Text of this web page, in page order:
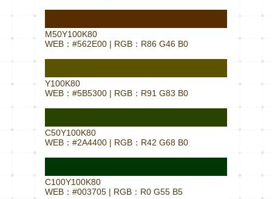
M50Y100K80
WEB：#562E00 | RGB：R86 G46 B0
Y100K80
WEB：#5B5300 | RGB：R91 G83 B0
C50Y100K80
WEB：#2A4400 | RGB：R42 G68 B0
C100Y100K80
WEB：#003705 | RGB：R0 G55 B5